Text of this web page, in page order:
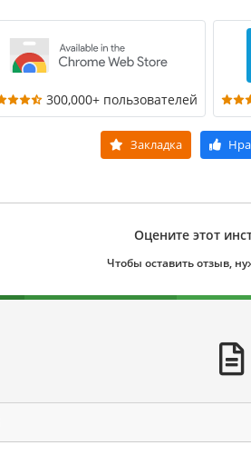
300,000+ пользователей
Закладка
Оцените этот
Чтобы оставить отзыв,